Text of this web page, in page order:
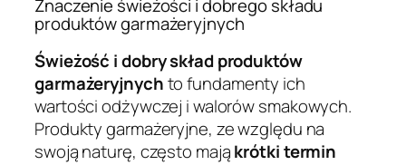
Znaczenie świeżości i dobrego składu
produktów garmażeryjnych
Świeżość i dobry skład produktów
garmażeryjnychto fundamenty ich
wartości odżywczej i walorów smakowych.
Produkty garmażeryjne, ze względu na
swoją naturę, często mająkrótki termin